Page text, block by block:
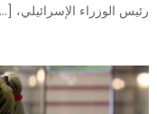
رئيس الوزراء الإسرائيلي،